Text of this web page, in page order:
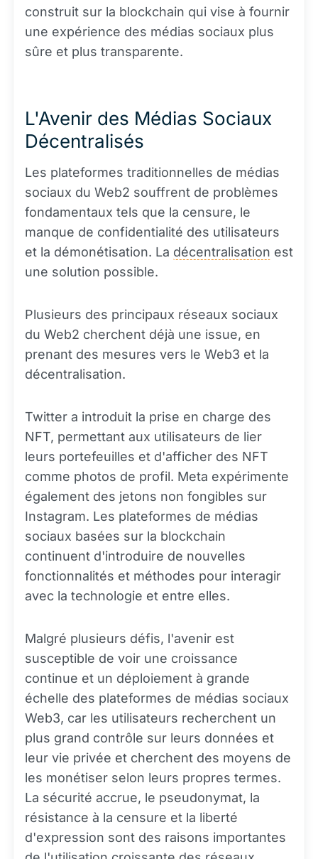
construit sur la blockchain qui vise à fournir
une expérience des médias sociaux plus
sûre et plus transparente.
L'Avenir des Médias Sociaux
Décentralisés
Les plateformes traditionnelles de médias
sociaux du Web2 souffrent de problèmes
fondamentaux tels que la censure, le
manque de confidentialité des utilisateurs
et la démonétisation. La décentralisation est
une solution possible.
Plusieurs des principaux réseaux sociaux
du Web2 cherchent déjà une issue, en
prenant des mesures vers le Web3 et la
décentralisation.
Twitter a introduit la prise en charge des
NFT, permettant aux utilisateurs de lier
leurs portefeuilles et d'afficher des NFT
comme photos de profil. Meta expérimente
également des jetons non fongibles sur
Instagram. Les plateformes de médias
sociaux basées sur la blockchain
continuent d'introduire de nouvelles
fonctionnalités et méthodes pour interagir
avec la technologie et entre elles.
Malgré plusieurs défis, l'avenir est
susceptible de voir une croissance
continue et un déploiement à grande
échelle des plateformes de médias sociaux
Web3, car les utilisateurs recherchent un
plus grand contrôle sur leurs données et
leur vie privée et cherchent des moyens de
les monétiser selon leurs propres termes.
La sécurité accrue, le pseudonymat, la
résistance à la censure et la liberté
d'expression sont des raisons importantes